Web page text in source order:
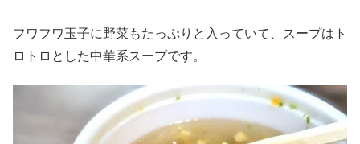
フワフワ玉子に野菜もたっぷりと入っていて、スープはト
ロトロとした中華系スープです。